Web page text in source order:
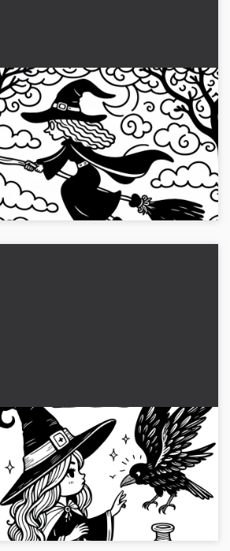
Heksen flyver på en kost
gennem den mørke skov:
Farvelægningsbillede til
download (Gratis)
Oplev det spændende
farvelægningsbillede af en heks i den
mørke skov. Hent den gratis
farvelægningsside!...
Heks taler med ravn foran
gammel tryllebog: Malebillede til
download (Gratis)
Oplev det søde farvelægningsbillede af
en heks, der taler med ravne. Download
nu, og farvelæg med det samme!...